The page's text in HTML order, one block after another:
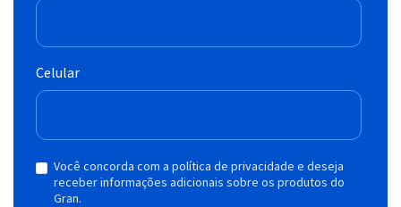
Celular
Você concorda com a política de privacidade e deseja
receber informações adicionais sobre os produtos do
Gran.